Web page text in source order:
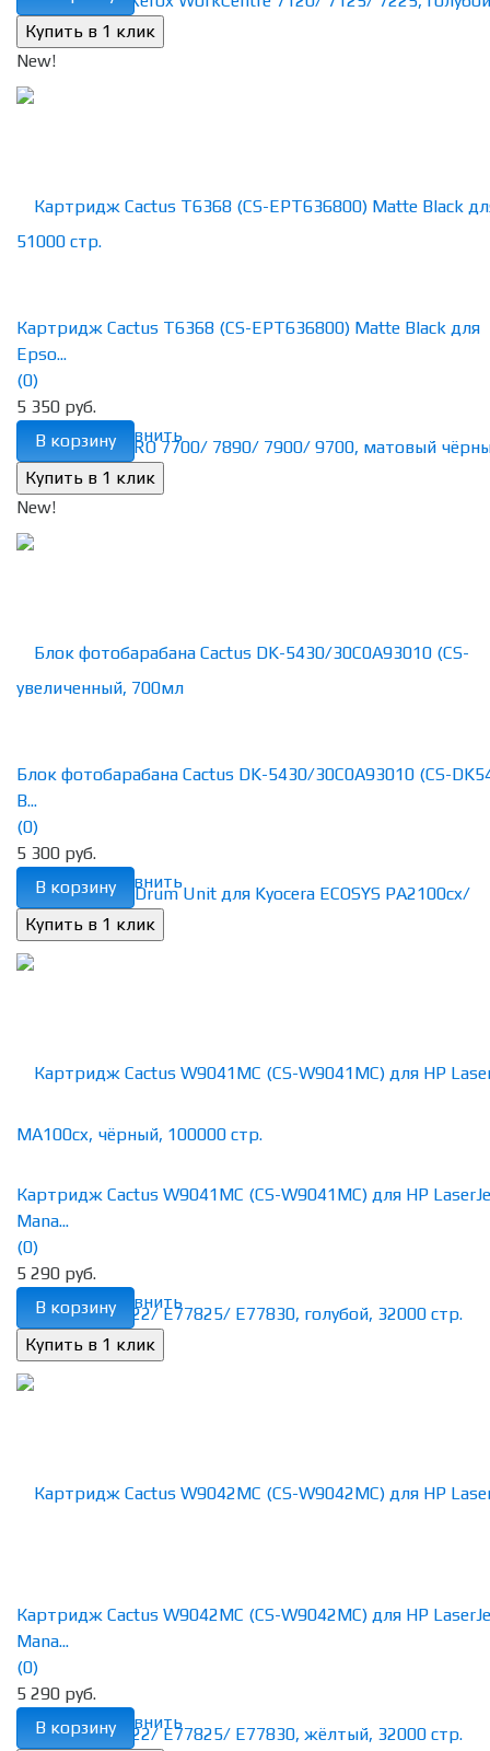
New!
избранное сравнить
Картридж Cactus T6368 (CS-EPT636800) Matte Black для
Epso...
(0)
5 350 руб.
В корзину
New!
избранное сравнить
Блок фотобарабана Cactus DK-5430/30C0A93010 (CS-
B...
(0)
5 300 руб.
В корзину
избранное сравнить
Картридж Cactus W9041MC (CS-W9041MC) для HP
Mana...
(0)
5 290 руб.
В корзину
избранное сравнить
Картридж Cactus W9042MC (CS-W9042MC) для HP
Mana...
(0)
5 290 руб.
В корзину